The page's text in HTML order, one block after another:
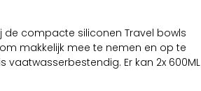
de compacte siliconen Travel bowls
makkelijk mee te nemen en op te
vaatwasserbestendig. Er kan 2x 600ML